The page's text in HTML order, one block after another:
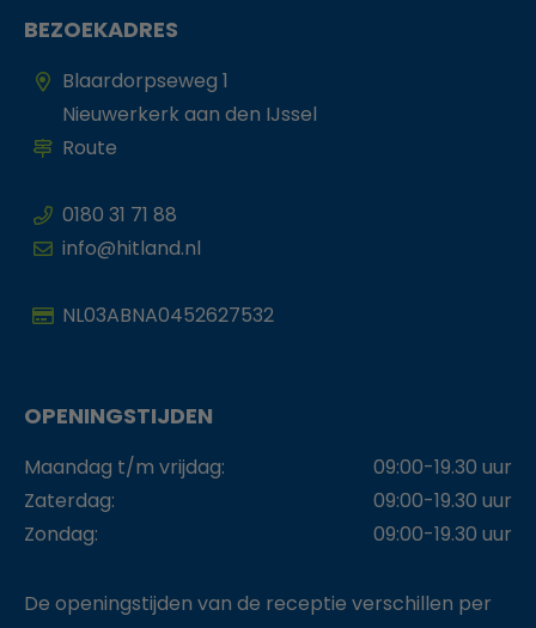
BEZOEKADRES
Blaardorpseweg 1
Nieuwerkerk aan den IJssel
Route
0180 31 71 88
info@hitland.nl
NL03ABNA0452627532
OPENINGSTIJDEN
Maandag t/m vrijdag:
09:00-19.30 uur
Zaterdag:
09:00-19.30 uur
Zondag:
09:00-19.30 uur
De openingstijden van de receptie verschillen per